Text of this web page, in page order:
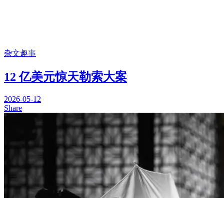
杂文趣事
12 亿美元惊天勒索大案
2026-05-12
Share